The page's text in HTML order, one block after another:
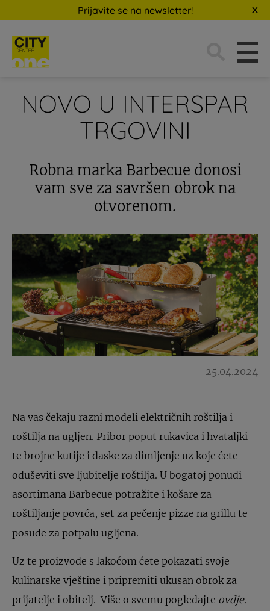
Prijavite se na newsletter!
NOVO U INTERSPAR
TRGOVINI
Robna marka Barbecue donosi
vam sve za savršen obrok na
otvorenom.
25.04.2024
Na vas čekaju razni modeli električnih roštilja i
roštilja na ugljen. Pribor poput rukavica i hvataljki
te brojne kutije i daske za dimljenje uz koje ćete
oduševiti sve ljubitelje roštilja. U bogatoj ponudi
asortimana Barbecue potražite i košare za
roštiljanje povrća, set za pečenje pizze na grillu te
posude za potpalu ugljena.
Uz te proizvode s lakoćom ćete pokazati svoje
kulinarske vještine i pripremiti ukusan obrok za
prijatelje i obitelj. Više o svemu pogledajte ovdje.